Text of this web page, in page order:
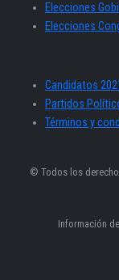
Elecciones
Elecciones
Candidatos
Partidos
Términos y
© Todos los
Información